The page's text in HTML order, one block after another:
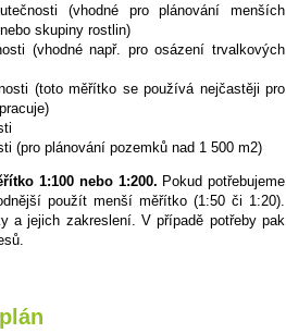
(vhodné pro plánování menších
skupiny rostlin)
(vhodné např. pro osázení trvalkových
(toto měřítko se používá nejčastěji pro
(pro plánování pozemků nad 1 500 m2)
1:100 nebo 1:200. Pokud potřebujeme
použít menší měřítko (1:50 či 1:20).
a jejich zakreslení. V případě potřeby pak